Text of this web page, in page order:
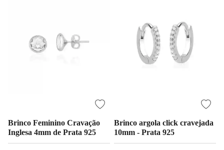
Brinco Feminino Cravação
Inglesa 4mm de Prata 925
Brinco argola click cravejada
10mm - Prata 925